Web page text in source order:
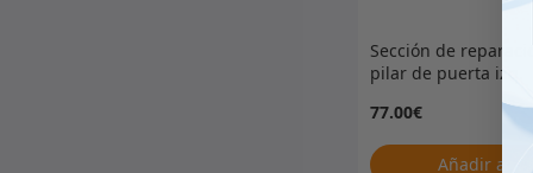
Sección de
pilar de puerta izq.
77.00€
Añadir al